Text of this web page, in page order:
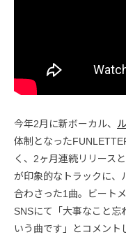
今年2月に新ボーカル、
体制となった
く、2ヶ月連続リリース
が印象的なトラックに、
合わさった1曲。ビート
SNSにて「大事なこと忘
いう曲です」とコメント